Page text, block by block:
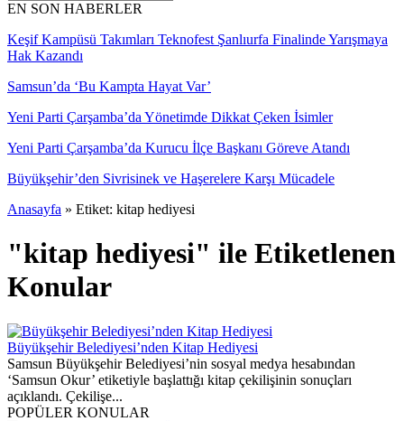
EN SON HABERLER
Keşif Kampüsü Takımları Teknofest Şanlıurfa Finalinde Yarışmaya
Hak Kazandı
Samsun’da ‘Bu Kampta Hayat Var’
Yeni Parti Çarşamba’da Yönetimde Dikkat Çeken İsimler
Yeni Parti Çarşamba’da Kurucu İlçe Başkanı Göreve Atandı
Büyükşehir’den Sivrisinek ve Haşerelere Karşı Mücadele
Anasayfa » Etiket: kitap hediyesi
"kitap hediyesi" ile Etiketlenen
Konular
Büyükşehir Belediyesi’nden Kitap Hediyesi
Samsun Büyükşehir Belediyesi’nin sosyal medya hesabından
‘Samsun Okur’ etiketiyle başlattığı kitap çekilişinin sonuçları
açıklandı. Çekilişe...
POPÜLER KONULAR